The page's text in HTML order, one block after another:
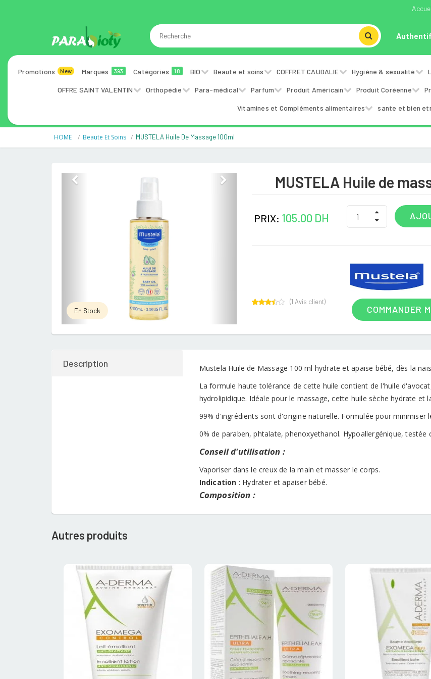
Promotions New Marques 393 Catégories 18 BIO Beaute et soins COFFRET CAUDALIE Hygiène & sexualité
OFFRE SAINT VALENTIN Orthopédie Para-médical Parfum Produit Américain Produit Coréenne
Vitamines et Compléments alimentaires sante et bien
HOME Beaute Et Soins MUSTELA Huile De Massage 100ml
Previous
En Stock
MUSTELA Huile de
PRIX: 105.00 DH
COMMANDER
5
(1 Avis client)
Description
Mustela Huile de Massage 100 ml hydrate et apaise bébé, dès la
La formule haute tolérance de cette huile contient de l'huile
hydrolipidique. Idéale pour le massage, cette huile sèche hydrate et
99% d'ingrédients sont d'origine naturelle. Formulée pour minimiser
0% de paraben, phtalate, phenoxyethanol. Hypoallergénique, testée
Conseil d'utilisation :
Vaporiser dans le creux de la main et masser le corps.
Indication : Hydrater et apaiser bébé.
Composition :
Autres produits